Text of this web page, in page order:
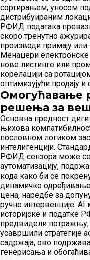
сортирањем, уносом
дистрибуираним
РФИД података
скоро тренутно
производи примају или
Менаџери електронске
нове листинге или
корелацији са
оптимизујући продају
Омогућавање
решења за
Основна предност
њихова
пословном логиком
интелигенцији.
РФИД сензора може се
аутоматизацију,
кода како би се
динамичко
цена, наредбе за
ручне интервенције.
историјске и податке
предвидели
усавршили стратегије
садржаја, ово
генерисања и